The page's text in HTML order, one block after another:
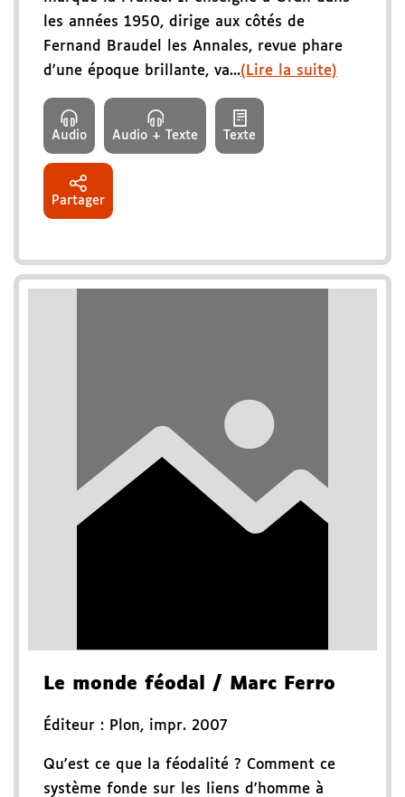
les années 1950, dirige aux côtés de
Fernand Braudel les Annales, revue phare
d'une époque brillante, va...(Lire la suite)
Audio Audio + Texte Texte
Partager
Le monde féodal / Marc Ferro
Éditeur : Plon, impr. 2007
Qu'est ce que la féodalité ? Comment ce
système fonde sur les liens d'homme à